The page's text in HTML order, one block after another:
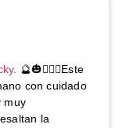
🔮🎃🧙🏻‍♀️Este
con cuidado
muy
la